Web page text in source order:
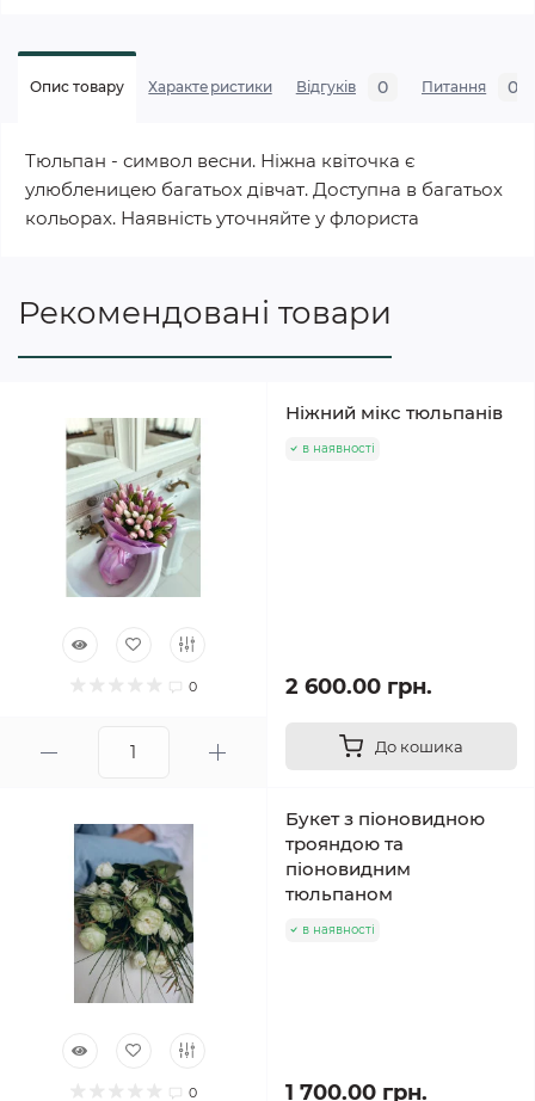
Опис товару Характеристики Відгуків 0 Питання 0
Тюльпан - символ весни. Ніжна квіточка є
улюбленицею багатьох дівчат. Доступна в багатьох
кольорах. Наявність уточняйте у флориста
Рекомендовані товари
0
Ніжний мікс тюльпанів
в наявності
2 600.00 грн.
До кошика
0
Букет з піоновидною
трояндою та
піоновидним
тюльпаном
в наявності
1 700.00 грн.